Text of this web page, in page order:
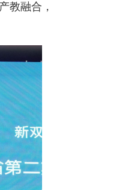
教融合，